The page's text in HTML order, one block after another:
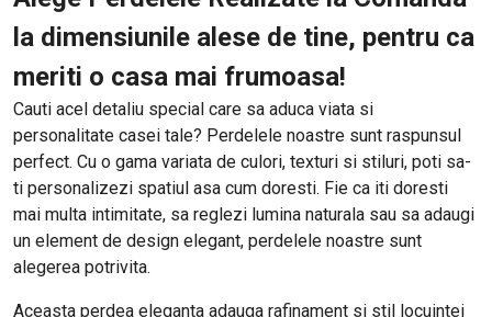
la dimensiunile alese de tine, pentru ca
meriti o casa mai frumoasa!
Cauti acel detaliu special care sa aduca viata si
personalitate casei tale? Perdelele noastre sunt raspunsul
perfect. Cu o gama variata de culori, texturi si stiluri, poti sa-
ti personalizezi spatiul asa cum doresti. Fie ca iti doresti
mai multa intimitate, sa reglezi lumina naturala sau sa adaugi
un element de design elegant, perdelele noastre sunt
alegerea potrivita.
Aceasta perdea eleganta adauga rafinament si stil locuintei